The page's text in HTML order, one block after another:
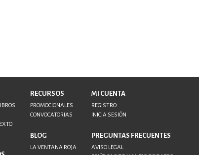
RECURSOS
PROMOCIONALES
CONVOCATORIAS
BLOG
LA VENTANA ROJA
MI CUENTA
REGISTRO
INICIA SESIÓN
PREGUNTAS FRECUENTES
AVISO LEGAL